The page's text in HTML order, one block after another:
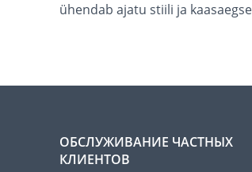
ühendab ajatu stiili ja
ОБСЛУЖИВАНИЕ ЧАСТНЫХ
КЛИЕНТОВ